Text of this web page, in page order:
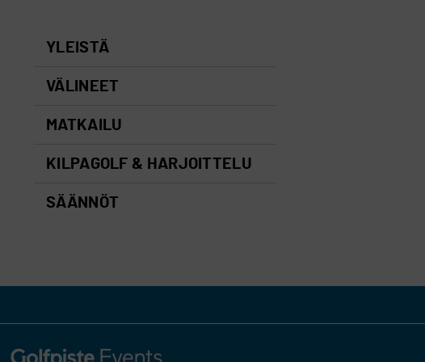
YLEISTÄ
VÄLINEET
MATKAILU
KILPAGOLF & HARJOITTELU
SÄÄNNÖT